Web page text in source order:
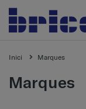
Inici Marques
Marques